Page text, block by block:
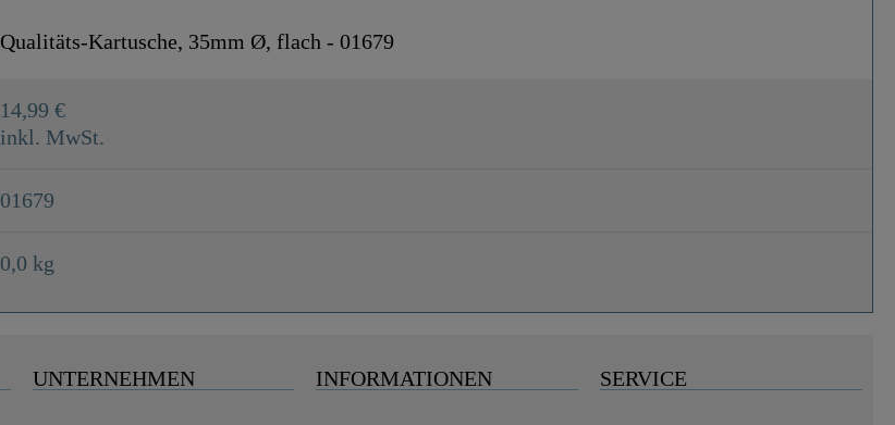
Qualitäts-Kartusche, 35mm Ø, flach - 01679
14,99 €
inkl. MwSt.
01679
0,0 kg
UNTERNEHMEN INFORMATIONEN SERVICE